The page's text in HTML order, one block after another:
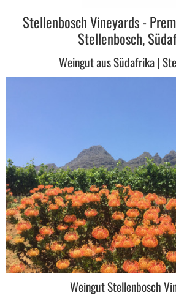
Stellenbosch Vineyards -
Stellenbosch,
Weingut aus Südafrika |
Weingut Stellenbosch